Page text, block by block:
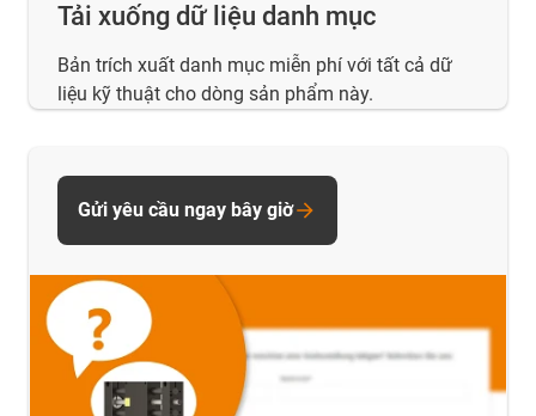
Tải xuống dữ liệu danh mục
Bản trích xuất danh mục miễn phí với tất cả dữ
liệu kỹ thuật cho dòng sản phẩm này.
Gửi yêu cầu ngay bây giờ